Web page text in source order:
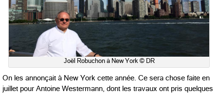
Joël Robuchon à New York © DR
On les annonçait à New York cette année. Ce sera chose faite en
juillet pour Antoine Westermann, dont les travaux ont pris quelques